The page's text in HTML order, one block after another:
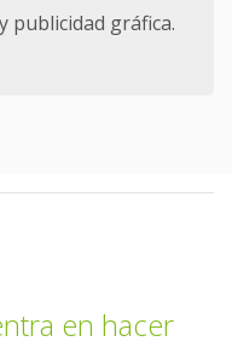
publicidad gráfica.
en hacer